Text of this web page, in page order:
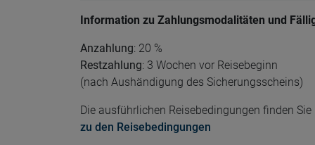
Information zu Zahlungsmodalitäten und
Anzahlung: 20 %
Restzahlung: 3 Wochen vor Reisebeginn
(nach Aushändigung des Sicherungsscheins)
Die ausführlichen Reisebedingungen finden Sie
zu den Reisebedingungen